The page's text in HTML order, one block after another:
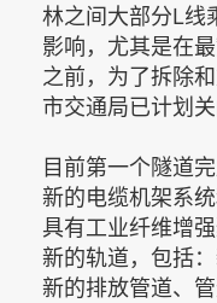
林之间大部分L线
影响，尤其是在
之前，为了拆除
市交通局已计划
目前第一个隧道
新的电缆机架系
具有工业纤维增
新的轨道，包括
新的排放管道、管